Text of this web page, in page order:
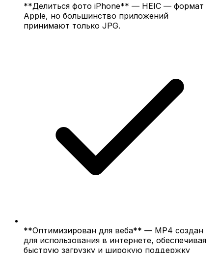
**Делиться фото iPhone** — HEIC — формат
Apple, но большинство приложений
принимают только JPG.
**Оптимизирован для веба** — MP4 создан
для использования в интернете, обеспечивая
быструю загрузку и широкую поддержку